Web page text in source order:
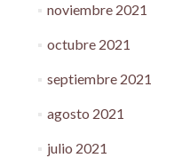
noviembre 2021
octubre 2021
septiembre 2021
agosto 2021
julio 2021